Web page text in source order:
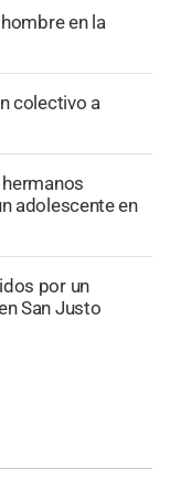
en la
colectivo a
adolescente en
por un
San Justo